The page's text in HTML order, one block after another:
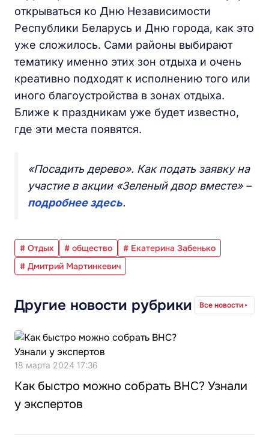
открываться ко Дню Независимости
Республики Беларусь и Дню города, как это
уже сложилось. Сами районы выбирают
тематику именно этих зон отдыха и очень
креативно подходят к исполнению того или
иного благоустройства в зонах отдыха.
Ближе к праздникам уже будет известно,
где эти места появятся.
«Посадить дерево». Как подать заявку на
участие в акции «Зеленый двор вместе» –
подробнее здесь.
# Отдых # общество
# Екатерина Забенько
# Дмитрий Мартинкевич
Другие новости рубрики Все новости
18 марта 2024 17:36
Как быстро можно собрать ВНС? Узнали
у экспертов